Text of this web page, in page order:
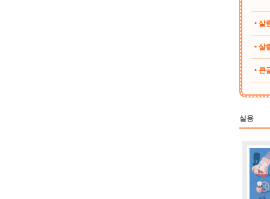
• 살
• 살
• 큰
실용